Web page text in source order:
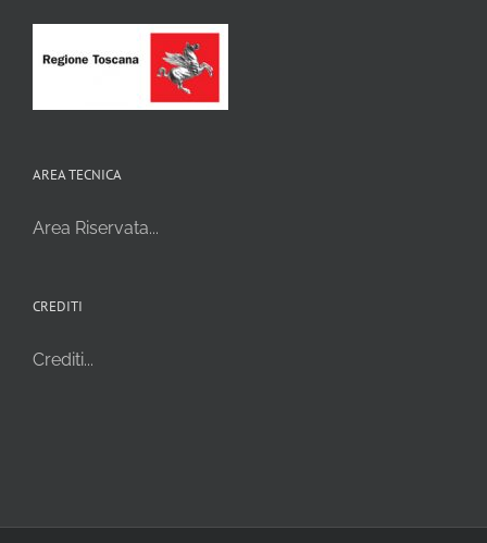
AREA TECNICA
Area Riservata...
CREDITI
Crediti...